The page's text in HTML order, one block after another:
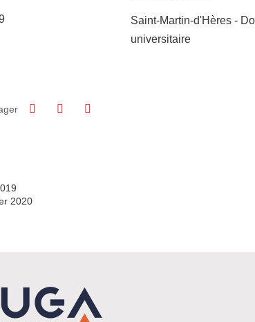
Saint-Martin-d'Hères -
universitaire
Partager sur Facebook
Partager sur LinkedIn
2020